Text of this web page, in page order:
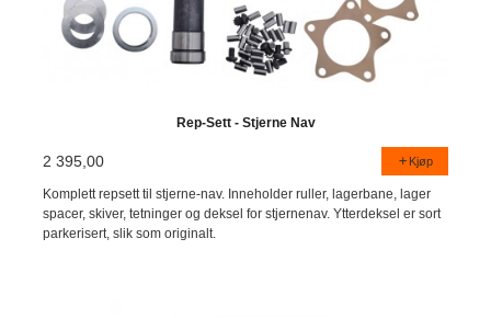
Rep-Sett - Stjerne Nav
2 395,00 Kjøp
Komplett repsett til stjerne-nav. Inneholder ruller, lagerbane, lager
spacer, skiver, tetninger og deksel for stjernenav. Ytterdeksel er sort
parkerisert, slik som originalt.